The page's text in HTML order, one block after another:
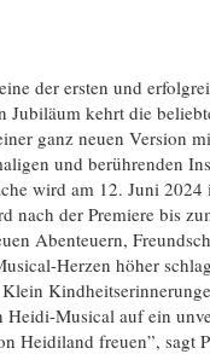
der ersten und
Jubiläum kehrt die
ganz neuen Version
und berührenden
wird am 12. Juni
nach der Premiere bis
Abenteuern,
Herzen höher
Heidi-Musical auf ein
Heidiland freuen”, sagt